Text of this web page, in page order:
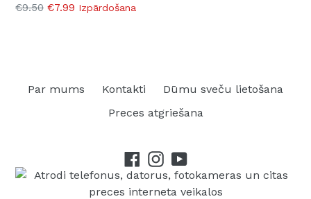
Parasti
€9.50 €7.99 Izpārdošana
Par mums Kontakti
Dūmu sveču lietošana
Preces atgriešana
FacebookInstagram
YouTube